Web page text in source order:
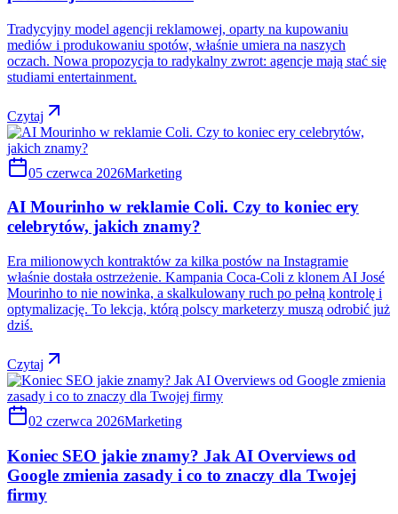
Tradycyjny model agencji reklamowej, oparty na kupowaniu
mediów i produkowaniu spotów, właśnie umiera na naszych
oczach. Nowa propozycja to radykalny zwrot: agencje mają stać się
studiami entertainment.
Czytaj
05 czerwca 2026Marketing
AI Mourinho w reklamie Coli. Czy to koniec ery
celebrytów, jakich znamy?
Era milionowych kontraktów za kilka postów na Instagramie
właśnie dostała ostrzeżenie. Kampania Coca-Coli z klonem AI José
Mourinho to nie nowinka, a skalkulowany ruch po pełną kontrolę i
optymalizację. To lekcja, którą polscy marketerzy muszą odrobić już
dziś.
Czytaj
02 czerwca 2026Marketing
Koniec SEO jakie znamy? Jak AI Overviews od
Google zmienia zasady i co to znaczy dla Twojej
firmy